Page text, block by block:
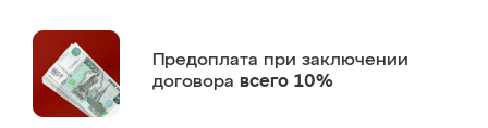
Предоплата при заключении
договора всего 10%